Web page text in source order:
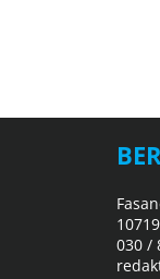
030 /